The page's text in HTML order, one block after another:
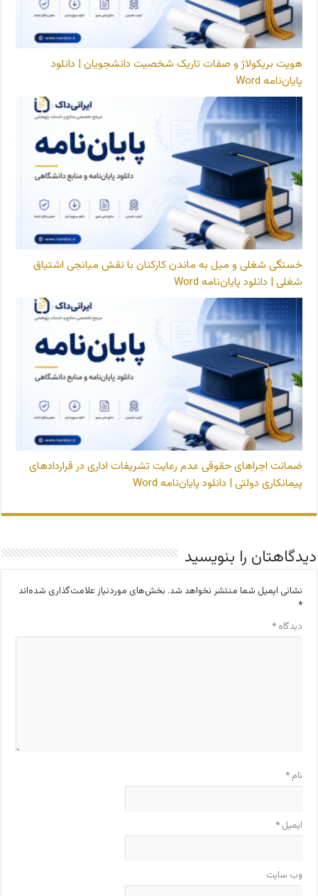
هویت بریکولاژ و صفات تاریک شخصیت دانشجویان | دانلود
پایان‌نامه Word
خستگی شغلی و میل به ماندن کارکنان با نقش میانجی اشتیاق
شغلی | دانلود پایان‌نامه Word
ضمانت اجراهای حقوقی عدم رعایت تشریفات اداری در قراردادهای
پیمانکاری دولتی | دانلود پایان‌نامه Word
دیدگاهتان را بنویسید
نشانی ایمیل شما منتشر نخواهد شد. بخش‌های موردنیاز علامت‌گذاری شده‌اند
*
دیدگاه*
نام*
ایمیل*
وب‌ سایت